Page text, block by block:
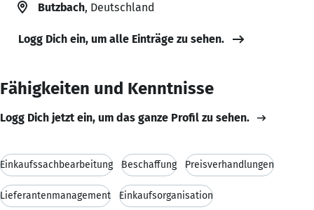
Butzbach, Deutschland
Logg Dich ein, um alle Einträge zu sehen.
Fähigkeiten und Kenntnisse
Logg Dich jetzt ein, um das ganze Profil zu sehen.
Einkaufssachbearbeitung Beschaffung Preisverhandlungen
Lieferantenmanagement Einkaufsorganisation